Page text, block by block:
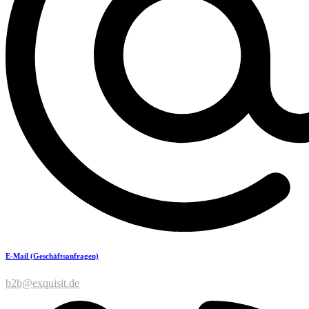
E-Mail (Geschäftsanfragen)
b2b@exquisit.de